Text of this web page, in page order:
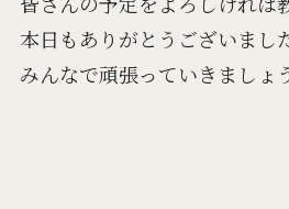
本日もありがとうございまし
みんなで頑張っていきましょ